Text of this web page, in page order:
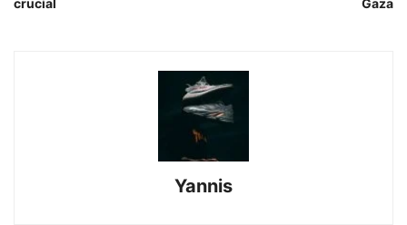
Yannis